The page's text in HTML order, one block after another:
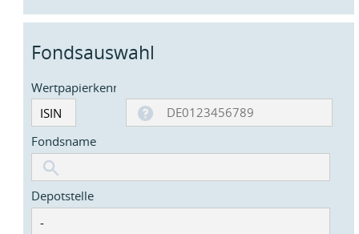
Fondsauswahl
Wertpapierkennnummer
Fondsname
Depotstelle